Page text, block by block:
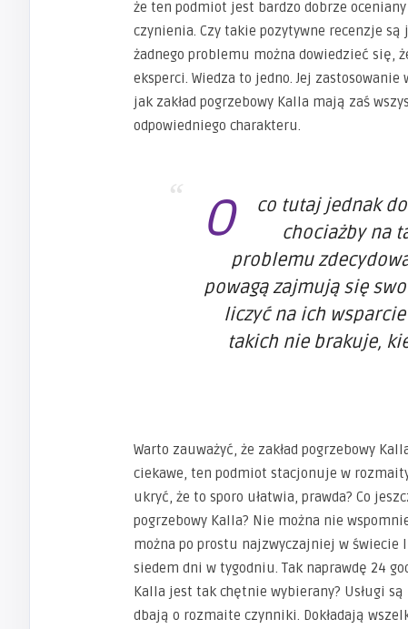
że ten podmiot jest bardzo dobrze
czynienia. Czy takie pozytywne recenzje są
żadnego problemu można dowiedzieć się,
eksperci. Wiedza to jedno. Jej
jak zakład pogrzebowy Kalla mają zaś
odpowiedniego charakteru.
O
co tutaj jednak
chociażby na
problemu
powagą zajmują się
liczyć na ich
takich nie brakuje,
Warto zauważyć, że zakład pogrzebowy
ciekawe, ten podmiot stacjonuje w
ukryć, że to sporo ułatwia, prawda? Co
pogrzebowy Kalla? Nie można nie
można po prostu najzwyczajniej w świecie
siedem dni w tygodniu. Tak naprawdę 24
Kalla jest tak chętnie wybierany? Usługi
dbają o rozmaite czynniki. Dokładają